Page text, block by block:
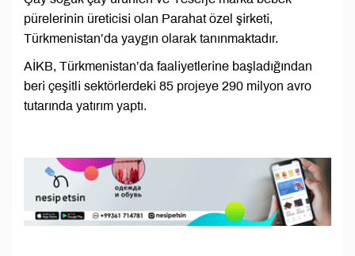
pürelerinin üreticisi olan Parahat özel şirketi,
Türkmenistan’da yaygın olarak tanınmaktadır.
AİKB, Türkmenistan’da faaliyetlerine başladığından
beri çeşitli sektörlerdeki 85 projeye 290 milyon avro
tutarında yatırım yaptı.